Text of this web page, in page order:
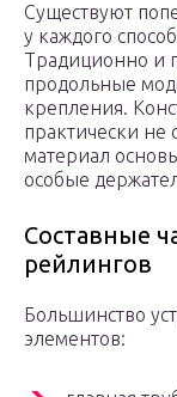
Существуют
у каждого
Традиционно и
продольные
крепления.
практически не
материал
особые
Составные
рейлингов
Большинство
элементов: